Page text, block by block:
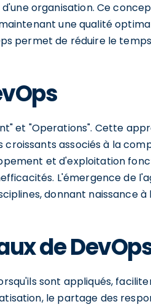
organisation. Ce
une qualité
permet de réduire le
et "Operations". Cette
croissants associés à la
et d'exploitation
L'émergence de
donnant naissance à
de
sont appliqués,
le partage des